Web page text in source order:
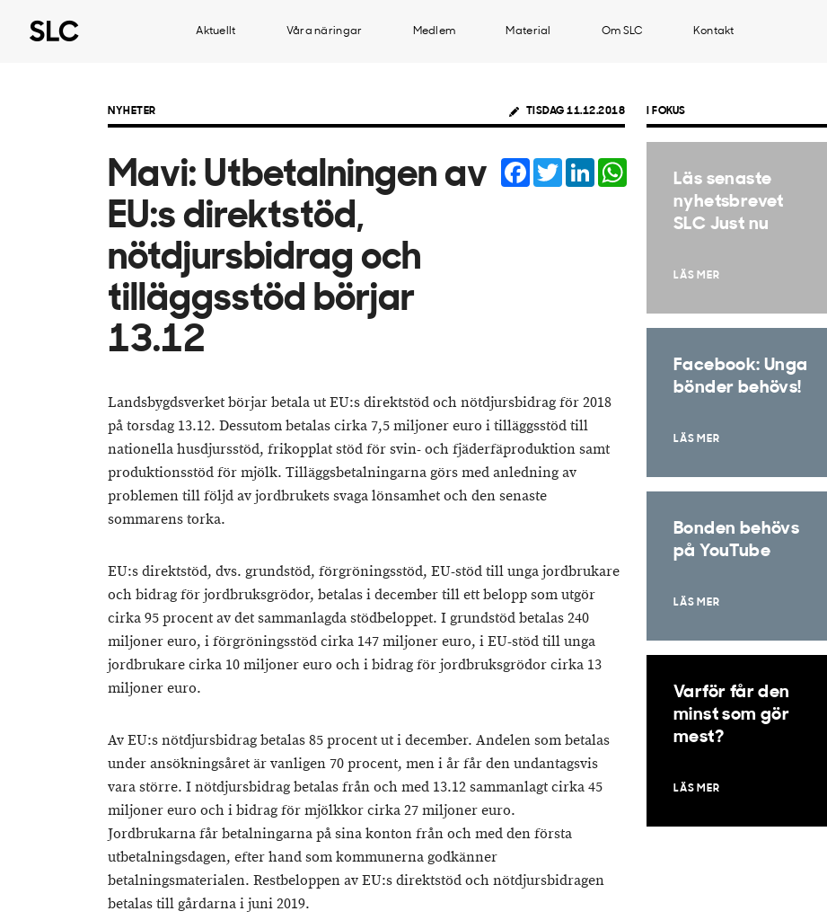
Aktuellt Våra näringar Medlem Material Om SLC Kontakt
NYHETER TISDAG 11.12.2018
Mavi: Utbetalningen av
EU:s direktstöd,
nötdjursbidrag och
tilläggsstöd börjar
13.12
Facebook
TwitterLinkedIn
Landsbygdsverket börjar betala ut EU:s direktstöd och nötdjursbidrag för 2018
på torsdag 13.12. Dessutom betalas cirka 7,5 miljoner euro i tilläggsstöd till
nationella husdjursstöd, frikopplat stöd för svin- och fjäderfäproduktion samt
produktionsstöd för mjölk. Tilläggsbetalningarna görs med anledning av
problemen till följd av jordbrukets svaga lönsamhet och den senaste
sommarens torka.
EU:s direktstöd, dvs. grundstöd, förgröningsstöd, EU-stöd till unga jordbrukare
och bidrag för jordbruksgrödor, betalas i december till ett belopp som utgör
cirka 95 procent av det sammanlagda stödbeloppet. I grundstöd betalas 240
miljoner euro, i förgröningsstöd cirka 147 miljoner euro, i EU-stöd till unga
jordbrukare cirka 10 miljoner euro och i bidrag för jordbruksgrödor cirka 13
miljoner euro.
Av EU:s nötdjursbidrag betalas 85 procent ut i december. Andelen som betalas
under ansökningsåret är vanligen 70 procent, men i år får den undantagsvis
vara större. I nötdjursbidrag betalas från och med 13.12 sammanlagt cirka 45
miljoner euro och i bidrag för mjölkkor cirka 27 miljoner euro.
Jordbrukarna får betalningarna på sina konton från och med den första
utbetalningsdagen, efter hand som kommunerna godkänner
betalningsmaterialen. Restbeloppen av EU:s direktstöd och nötdjursbidragen
betalas till gårdarna i juni 2019.
I FOKUS
Läs senaste
nyhetsbrevet
SLC Just nu
LÄS MER
Facebook: Unga
bönder behövs!
LÄS MER
Bonden behövs
på YouTube
LÄS MER
Varför får den
minst som gör
mest?
LÄS MER